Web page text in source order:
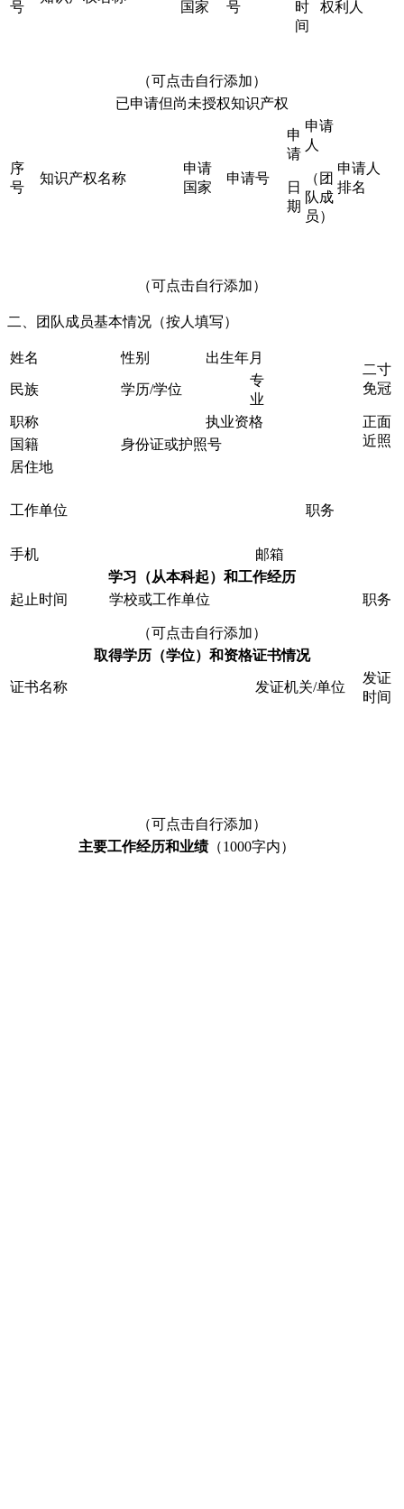
号
国家
号
时
间
权利人
（可点击自行添加）
已申请但尚未授权知识产权
序
号
知识产权名称
申请
国家
申请号
申
请
日
期
申请
人
（团
队成
员）
申请人
排名
（可点击自行添加）
二、团队成员基本情况（按人填写）
姓名 性别 出生年月
二寸
免冠
正面
近照
民族 学历/学位
专
业
职称
执业资格
国籍
身份证或护照号
居住地
工作单位 职务
手机
邮箱
学习（从本科起）和工作经历
起止时间
学校或工作单位 职务
（可点击自行添加）
取得学历（学位）和资格证书情况
证书名称 发证机关/单位
发证
时间
（可点击自行添加）
主要工作经历和业绩（1000字内）